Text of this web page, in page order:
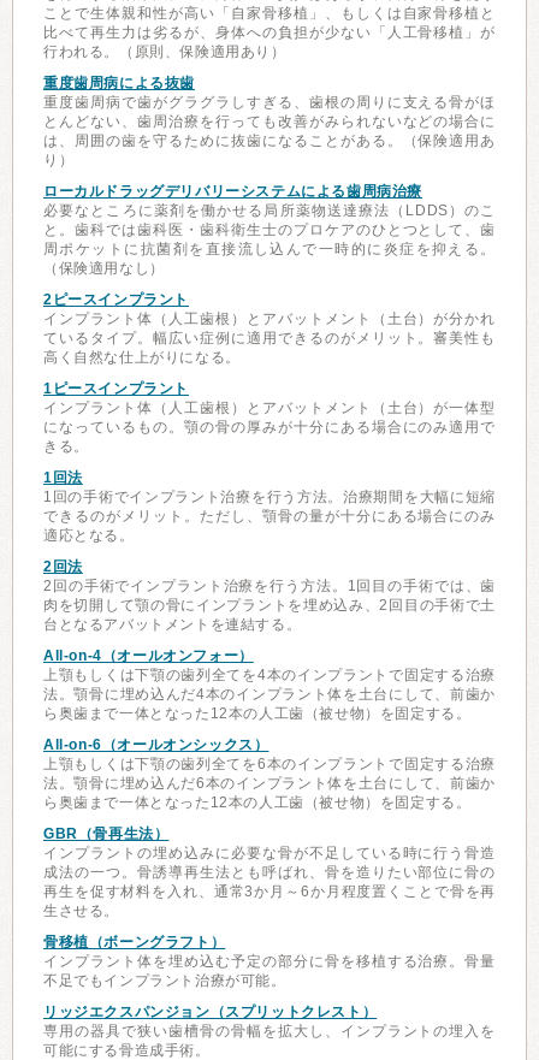
ことで生体親和性が高い「自家骨移植」、もしくは自家骨移植と
比べて再生力は劣るが、身体への負担が少ない「人工骨移植」が
行われる。（原則、保険適用あり）
重度歯周病による抜歯
重度歯周病で歯がグラグラしすぎる、歯根の周りに支える骨がほ
とんどない、歯周治療を行っても改善がみられないなどの場合に
は、周囲の歯を守るために抜歯になることがある。（保険適用あ
り）
ローカルドラッグデリバリーシステムによる歯周病治療
必要なところに薬剤を働かせる局所薬物送達療法（LDDS）のこ
と。歯科では歯科医・歯科衛生士のプロケアのひとつとして、歯
周ポケットに抗菌剤を直接流し込んで一時的に炎症を抑える。
（保険適用なし）
2ピースインプラント
インプラント体（人工歯根）とアバットメント（土台）が分かれ
ているタイプ。幅広い症例に適用できるのがメリット。審美性も
高く自然な仕上がりになる。
1ピースインプラント
インプラント体（人工歯根）とアバットメント（土台）が一体型
になっているもの。顎の骨の厚みが十分にある場合にのみ適用で
きる。
1回法
1回の手術でインプラント治療を行う方法。治療期間を大幅に短縮
できるのがメリット。ただし、顎骨の量が十分にある場合にのみ
適応となる。
2回法
2回の手術でインプラント治療を行う方法。1回目の手術では、歯
肉を切開して顎の骨にインプラントを埋め込み、2回目の手術で土
台となるアバットメントを連結する。
All-on-4（オールオンフォー）
上顎もしくは下顎の歯列全てを4本のインプラントで固定する治療
法。顎骨に埋め込んだ4本のインプラント体を土台にして、前歯か
ら奥歯まで一体となった12本の人工歯（被せ物）を固定する。
All-on-6（オールオンシックス）
上顎もしくは下顎の歯列全てを6本のインプラントで固定する治療
法。顎骨に埋め込んだ6本のインプラント体を土台にして、前歯か
ら奥歯まで一体となった12本の人工歯（被せ物）を固定する。
GBR（骨再生法）
インプラントの埋め込みに必要な骨が不足している時に行う骨造
成法の一つ。骨誘導再生法とも呼ばれ、骨を造りたい部位に骨の
再生を促す材料を入れ、通常3か月～6か月程度置くことで骨を再
生させる。
骨移植（ボーングラフト）
インプラント体を埋め込む予定の部分に骨を移植する治療。骨量
不足でもインプラント治療が可能。
リッジエクスパンジョン（スプリットクレスト）
専用の器具で狭い歯槽骨の骨幅を拡大し、インプラントの埋入を
可能にする骨造成手術。